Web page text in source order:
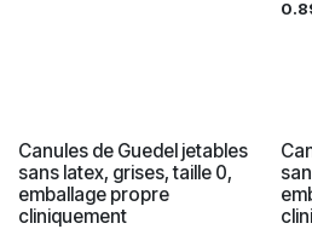
Canules de Guedel jetables
sans latex, grises, taille 0,
emballage propre
cliniquement